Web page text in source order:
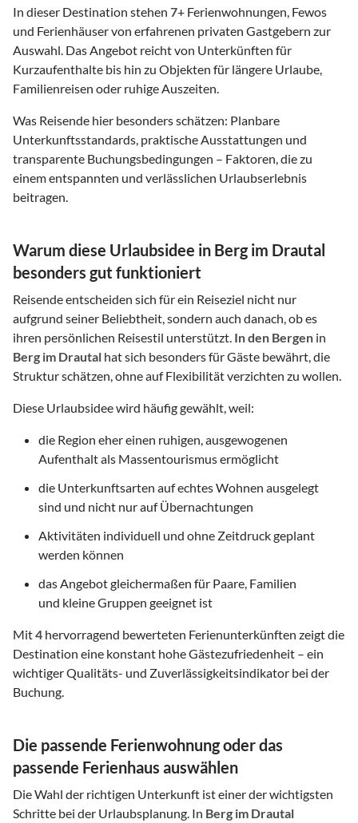
In dieser Destination stehen 7+ Ferienwohnungen, Fewos
und Ferienhäuser von erfahrenen privaten Gastgebern zur
Auswahl. Das Angebot reicht von Unterkünften für
Kurzaufenthalte bis hin zu Objekten für längere Urlaube,
Familienreisen oder ruhige Auszeiten.
Was Reisende hier besonders schätzen: Planbare
Unterkunftsstandards, praktische Ausstattungen und
transparente Buchungsbedingungen – Faktoren, die zu
einem entspannten und verlässlichen Urlaubserlebnis
beitragen.
Warum diese Urlaubsidee in Berg im Drautal
besonders gut funktioniert
Reisende entscheiden sich für ein Reiseziel nicht nur
aufgrund seiner Beliebtheit, sondern auch danach, ob es
ihren persönlichen Reisestil unterstützt. In den Bergen in
Berg im Drautal hat sich besonders für Gäste bewährt, die
Struktur schätzen, ohne auf Flexibilität verzichten zu wollen.
Diese Urlaubsidee wird häufig gewählt, weil:
die Region eher einen ruhigen, ausgewogenen
Aufenthalt als Massentourismus ermöglicht
die Unterkunftsarten auf echtes Wohnen ausgelegt
sind und nicht nur auf Übernachtungen
Aktivitäten individuell und ohne Zeitdruck geplant
werden können
das Angebot gleichermaßen für Paare, Familien
und kleine Gruppen geeignet ist
Mit4 hervorragend bewerteten Ferienunterkünften zeigt die
Destination eine konstant hohe Gästezufriedenheit – ein
wichtiger Qualitäts- und Zuverlässigkeitsindikator bei der
Buchung.
Die passende Ferienwohnung oder das
passende Ferienhaus auswählen
Die Wahl der richtigen Unterkunft ist einer der wichtigsten
Schritte bei der Urlaubsplanung. In Berg im Drautal